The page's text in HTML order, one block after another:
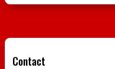
Contact